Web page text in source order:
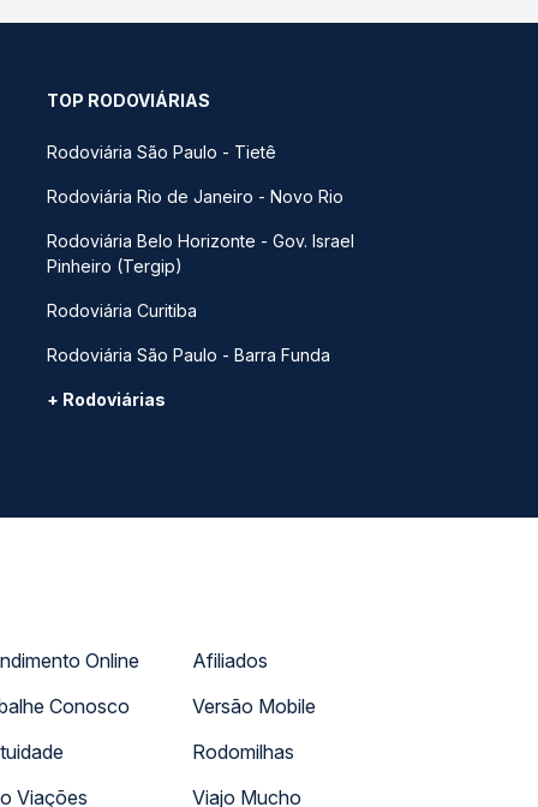
TOP RODOVIÁRIAS
Rodoviária São Paulo - Tietê
Rodoviária Rio de Janeiro - Novo Rio
Rodoviária Belo Horizonte - Gov. Israel
Pinheiro (Tergip)
Rodoviária Curitiba
Rodoviária São Paulo - Barra Funda
+ Rodoviárias
Online
Conosco
Viações
Afiliados
Versão Mobile
Rodomilhas
Viajo Mucho